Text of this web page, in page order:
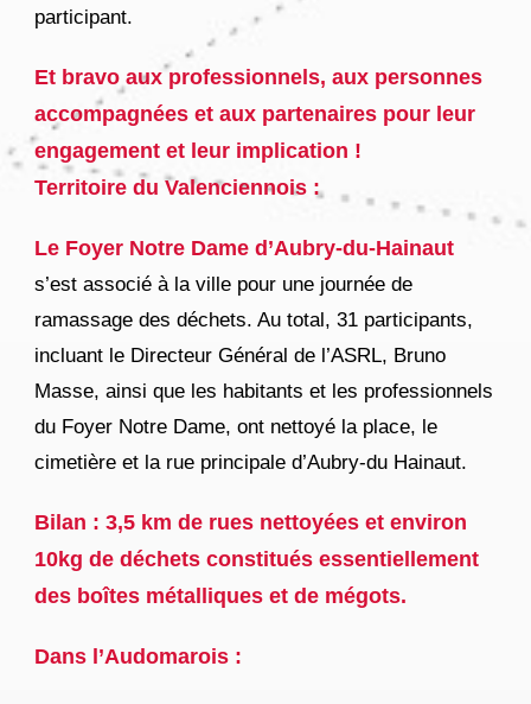
participant.
Et bravo aux professionnels, aux personnes
accompagnées et aux partenaires pour leur
engagement et leur implication !
Territoire du Valenciennois :
Le Foyer Notre Dame d’Aubry-du-Hainaut
s’est associé à la ville pour une journée de
ramassage des déchets. Au total, 31 participants,
incluant le Directeur Général de l’ASRL, Bruno
Masse, ainsi que les habitants et les professionnels
du Foyer Notre Dame, ont nettoyé la place, le
cimetière et la rue principale d’Aubry-du Hainaut.
Bilan : 3,5 km de rues nettoyées et environ
10kg de déchets constitués essentiellement
des boîtes métalliques et de mégots.
Dans l’Audomarois :